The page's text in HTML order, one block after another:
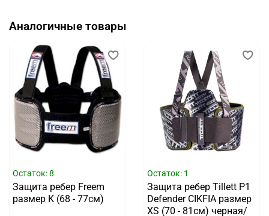
Аналогичные товары
Остаток: 8
Защита ребер Freem
размер K (68 - 77см)
Остаток: 1
Защита ребер Tillett P1
Defender CIKFIA размер
XS (70 - 81см) черная/